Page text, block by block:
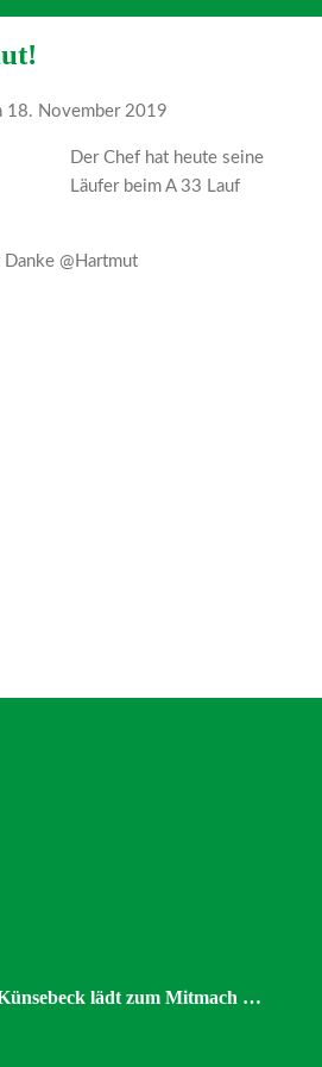
18. November 2019
Der Chef hat heute seine
Läufer beim A 33 Lauf
Danke @Hartmut
lädt zum Mitmach …